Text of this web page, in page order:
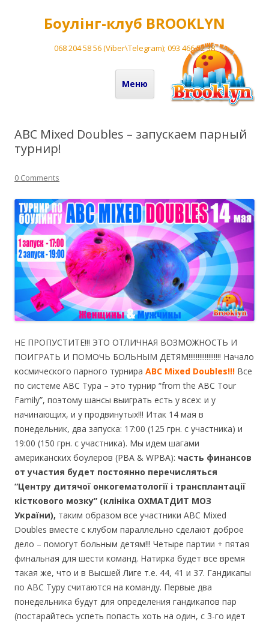
Боулінг-клуб BROOKLYN
068 204 58 56 (Viber\Telegram); 093 466 52 38
Меню
Перейти до вмісту
ABC Mixed Doubles – запускаем парный
турнир!
0 Comments
НЕ ПРОПУСТИТЕ!!! ЭТО ОТЛИЧНАЯ ВОЗМОЖНОСТЬ И
ПОИГРАТЬ И ПОМОЧЬ БОЛЬНЫМ ДЕТЯМ!!!!!!!!!!!!!!!!!! Начало
космического парного турнира ABC Mixed Doubles!!! Все
по системе АВС Тура – это турнир “from the ABC Tour
Family”, поэтому шансы выиграть есть у всех: и у
начинающих, и у продвинутых!!! Итак 14 мая в
понедельник, два запуска: 17:00 (125 грн. с участника) и
19:00 (150 грн. с участника). Мы идем шагами
американских боулеров (PBA & WPBA): часть финансов
от участия будет постоянно перечисляться
“Центру дитячої онкогематології і трансплантації
кісткового мозку” (клініка ОХМАТДИТ МОЗ
України), таким образом все участники АВС Mixed
Doubles вместе с клубом параллельно сделают доброе
дело – помогут больным детям!!! Четыре партии + пятая
финальная для шести команд. Натирка будет все время
такая же, что и в Высшей Лиге т.е. 44, 41 и 37. Гандикапы
по АВС Туру считаются на команду. Первые два
понедельника будут для определения гандикапов пар
(постарайтесь успеть попасть хоть на один, с 3-го идет